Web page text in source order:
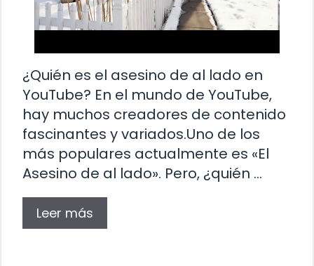
¿Quién es el asesino de al lado en
YouTube? En el mundo de YouTube,
hay muchos creadores de contenido
fascinantes y variados.Uno de los
más populares actualmente es «El
Asesino de al lado». Pero, ¿quién …
Leer más